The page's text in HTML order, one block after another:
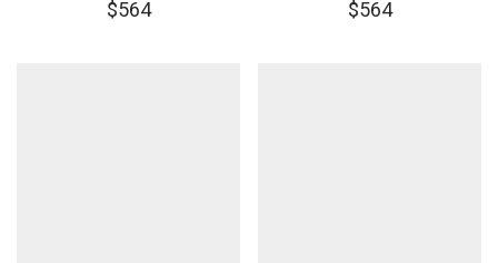
$564 $564